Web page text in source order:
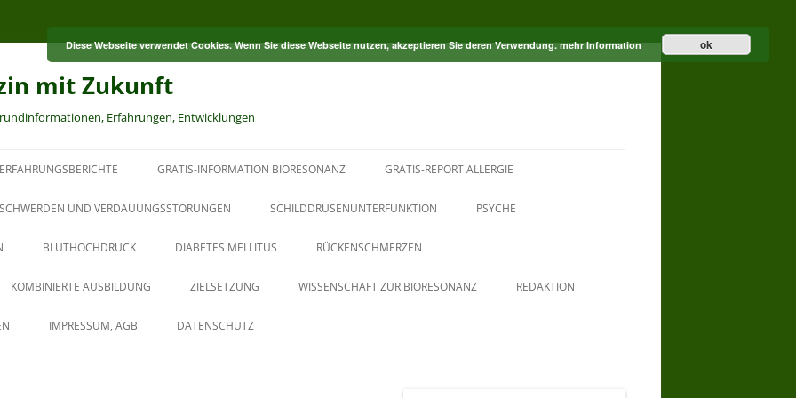
mit Zukunft
Erfahrungen, Entwicklungen
ERFAHRUNGSBERICHTE GRATIS-INFORMATION BIORESONANZ GRATIS-REPORT ALLERGIE
UND VERDAUUNGSSTÖRUNGEN SCHILDDRÜSENUNTERFUNKTION PSYCHE
BLUTHOCHDRUCK DIABETES MELLITUS RÜCKENSCHMERZEN
KOMBINIERTE AUSBILDUNG
AUS DER PAUL-SCHMIDT-
ZIELSETZUNG WISSENSCHAFT ZUR BIORESONANZ REDAKTION
IMPRESSUM, AGB DATENSCHUTZ
Diese Webseite verwendet Cookies. Wenn Sie diese Webseite nutzen, akzeptieren Sie deren Verwendung.mehr Information ok